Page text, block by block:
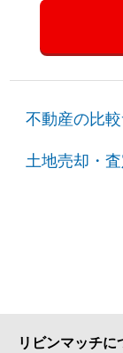
不動産の比
土地売却・
リビンマッチに